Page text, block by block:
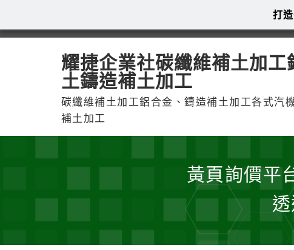
耀捷企業社碳纖維補土加工
土鑄造補土加工
碳纖維補土加工鋁合金、鑄造補土加工各式汽
補土加工
黃頁詢價平
打